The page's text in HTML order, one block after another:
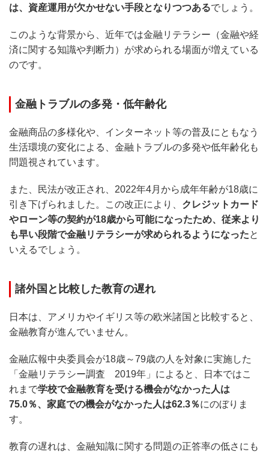
は、資産運用が欠かせない手段となりつつあるでしょう。
このような背景から、近年では金融リテラシー（金融や経
済に関する知識や判断力）が求められる場面が増えている
のです。
金融トラブルの多発・低年齢化
金融商品の多様化や、インターネット等の普及にともなう
生活環境の変化による、金融トラブルの多発や低年齢化も
問題視されています。
また、民法が改正され、2022年4月から成年年齢が18歳に
引き下げられました。この改正により、 クレジットカード
やローン等の契約が18歳から可能になったため、従来より
も早い段階で金融リテラシーが求められるようになったと
いえるでしょう。
諸外国と比較した教育の遅れ
日本は、アメリカやイギリス等の欧米諸国と比較すると、
金融教育が進んでいません。
金融広報中央委員会が18歳～79歳の人を対象に実施した
「金融リテラシー調査 2019年」によると、日本ではこ
れまで学校で金融教育を受ける機会がなかった人は
75.0％、家庭での機会がなかった人は62.3％にのぼりま
す。
教育の遅れは、金融知識に関する問題の正答率の低さにも